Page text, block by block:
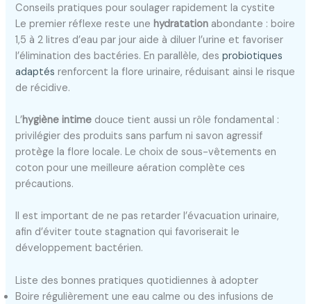
Conseils pratiques pour soulager rapidement la cystite
Le premier réflexe reste une hydratation abondante : boire
1,5 à 2 litres d’eau par jour aide à diluer l’urine et favoriser
l’élimination des bactéries. En parallèle, desprobiotiques
adaptés renforcent la flore urinaire, réduisant ainsi le risque
de récidive.
L’hygiène intime douce tient aussi un rôle fondamental :
privilégier des produits sans parfum ni savon agressif
protège la flore locale. Le choix de sous-vêtements en
coton pour une meilleure aération complète ces
précautions.
Il est important de ne pas retarder l’évacuation urinaire,
afin d’éviter toute stagnation qui favoriserait le
développement bactérien.
Liste des bonnes pratiques quotidiennes à adopter
Boire régulièrement une eau calme ou des infusions de